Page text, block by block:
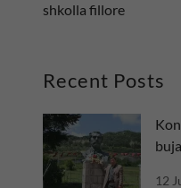
shkolla fillore
Recent Posts
12